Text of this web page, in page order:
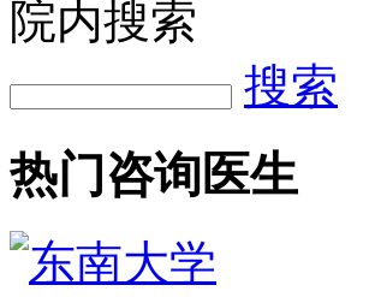
院内搜索
搜索
热门咨询医生